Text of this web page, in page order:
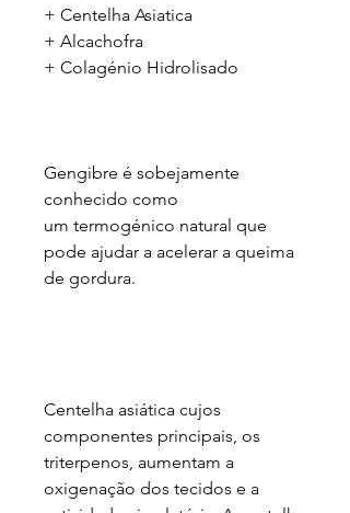
+ Centelha Asiatica
+ Alcachofra
+ Colagénio Hidrolisado
Gengibre é sobejamente
conhecido como
um termogénico natural que
pode ajudar a acelerar a queima
de gordura.
Centelha asiática cujos
componentes principais, os
triterpenos, aumentam a
oxigenação dos tecidos e a